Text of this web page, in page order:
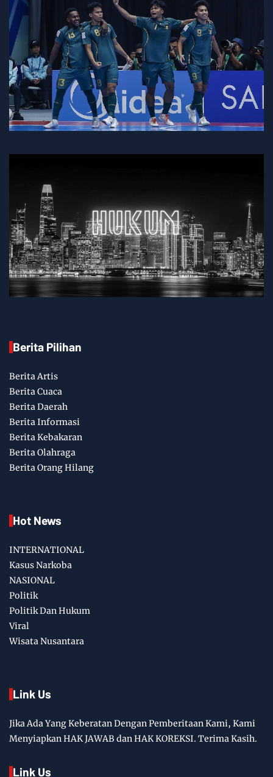
Berita Pilihan
Berita Artis
Berita Cuaca
Berita Daerah
Berita Informasi
Berita Kebakaran
Berita Olahraga
Berita Orang Hilang
Hot News
INTERNATIONAL
Kasus Narkoba
NASIONAL
Politik
Politik Dan Hukum
Viral
Wisata Nusantara
Link Us
Jika Ada Yang Keberatan Dengan Pemberitaan Kami, Kami
Menyiapkan HAK JAWAB dan HAK KOREKSI. Terima Kasih.
Link Us